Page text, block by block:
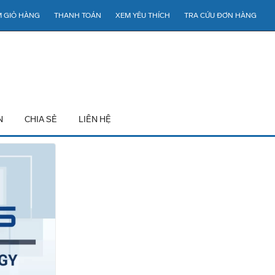
GIỎ HÀNG THANH TOÁN XEM YÊU THÍCH TRA CỨU ĐƠN HÀNG
CHIA SẺ LIÊN HỆ